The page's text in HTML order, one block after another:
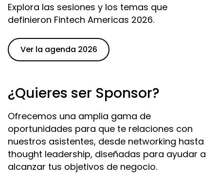
Explora las sesiones y los temas que
definieron Fintech Americas 2026.
Ver la agenda 2026
¿Quieres ser Sponsor?
Ofrecemos una amplia gama de
oportunidades para que te relaciones con
nuestros asistentes, desde networking hasta
thought leadership, diseñadas para ayudar a
alcanzar tus objetivos de negocio.